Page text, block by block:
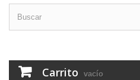
Carrito vacío